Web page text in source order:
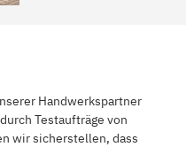
Handwerkspartner
Testaufträge von
wir sicherstellen, dass